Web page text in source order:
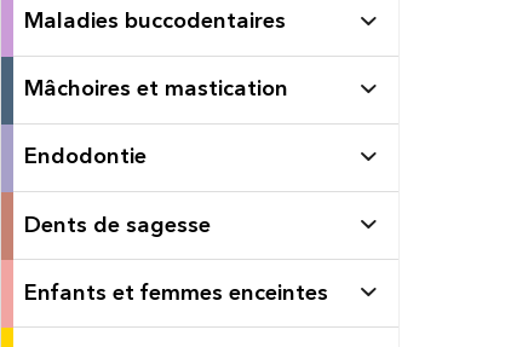
Maladies buccodentaires
Mâchoires et mastication
Endodontie
Dents de sagesse
Enfants et femmes enceintes